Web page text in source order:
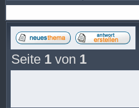
Seite 1 von 1